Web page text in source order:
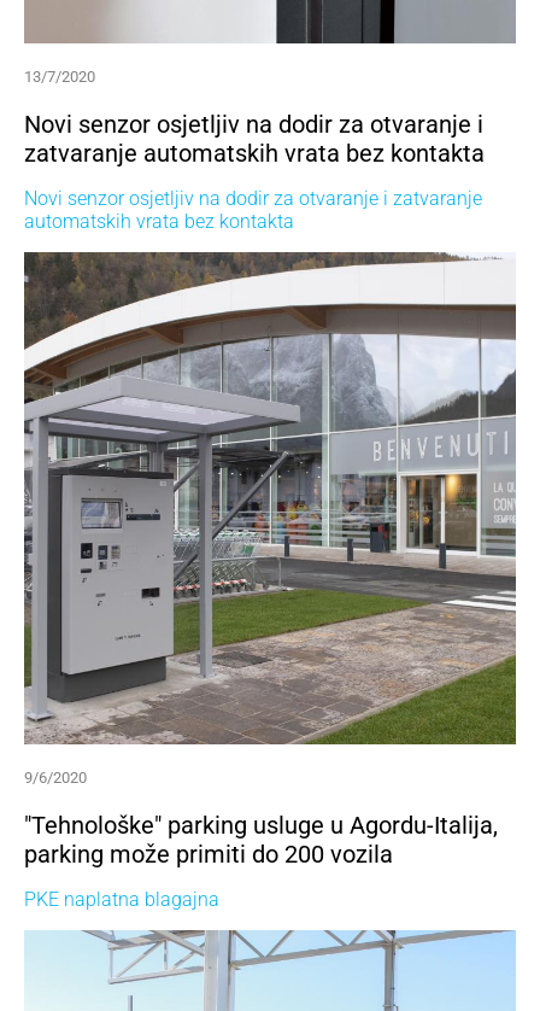
13/7/2020
Novi senzor osjetljiv na dodir za otvaranje i
zatvaranje automatskih vrata bez kontakta
Novi senzor osjetljiv na dodir za otvaranje i zatvaranje
automatskih vrata bez kontakta
9/6/2020
"Tehnološke" parking usluge u Agordu-Italija,
parking može primiti do 200 vozila
PKE naplatna blagajna